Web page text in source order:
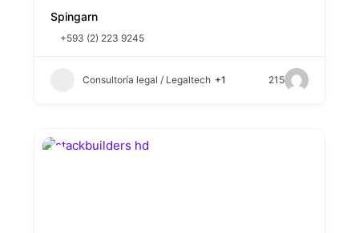
Spingarn
+593 (2) 223 9245
Consultoría legal / Legaltech +1 215